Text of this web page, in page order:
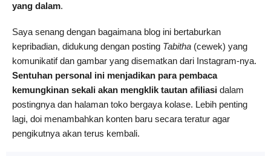
yang dalam.
Saya senang dengan bagaimana blog ini bertaburkan
kepribadian, didukung dengan posting Tabitha (cewek) yang
komunikatif dan gambar yang disematkan dari Instagram-nya.
Sentuhan personal ini menjadikan para pembaca
kemungkinan sekali akan mengklik tautan afiliasi dalam
postingnya dan halaman toko bergaya kolase. Lebih penting
lagi, doi menambahkan konten baru secara teratur agar
pengikutnya akan terus kembali.